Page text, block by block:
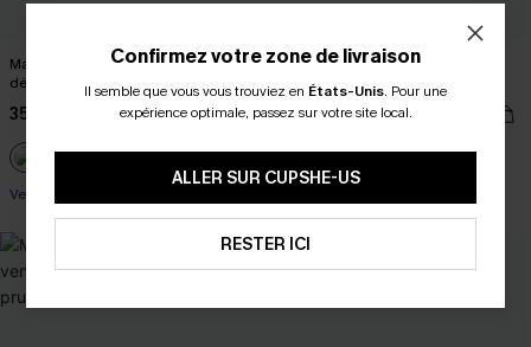
Maillot de bain une pièce fleuri
découpé à emballage jaune
35,00 €
Ventre plat
Bikini fleuri taille haute ventre plat
torsadé marron
32,00 €
Taille haute
Confirmez votre zone de livraison
Il semble que vous vous trouviez en États-Unis. Pour une
expérience optimale, passez sur votre site local.
ALLER SUR CUPSHE-US
RESTER ICI